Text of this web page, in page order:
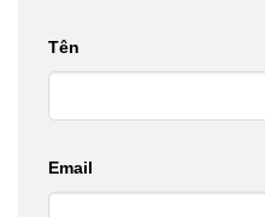
Tên
Email